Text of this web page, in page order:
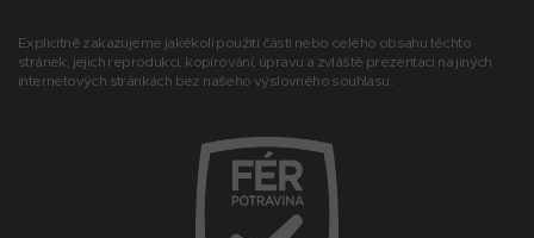
Explicitně zakazujeme jakékoli použití části nebo celého obsahu těchto
stránek, jejich reprodukci, kopírování, úpravu a zvláště prezentaci na jiných
internetových stránkách bez našeho výslovného souhlasu.